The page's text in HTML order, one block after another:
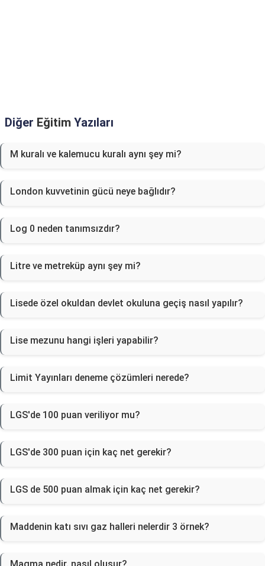
Diğer Eğitim Yazıları
M kuralı ve kalemucu kuralı aynı şey mi?
London kuvvetinin gücü neye bağlıdır?
Log 0 neden tanımsızdır?
Litre ve metreküp aynı şey mi?
Lisede özel okuldan devlet okuluna geçiş nasıl yapılır?
Lise mezunu hangi işleri yapabilir?
Limit Yayınları deneme çözümleri nerede?
LGS'de 100 puan veriliyor mu?
LGS'de 300 puan için kaç net gerekir?
LGS de 500 puan almak için kaç net gerekir?
Maddenin katı sıvı gaz halleri nelerdir 3 örnek?